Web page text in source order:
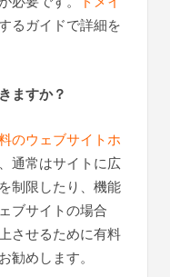
るガイドで詳細を
ますか？
のウェブサイトホ
通常はサイトに広
制限したり、機能
ブサイトの場合
させるために有料
勧めします。